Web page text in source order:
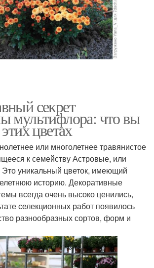
секрет
мультифлора: что вы
цветах
или многолетнее травянистое
к семейству Астровые, или
уникальный цветок, имеющий
историю. Декоративные
всегда очень высоко ценились,
селекционных работ появилось
разнообразных сортов, форм и